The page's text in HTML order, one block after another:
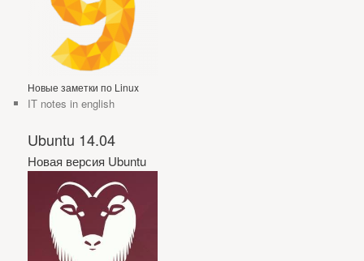
Новые заметки по Linux
IT notes in english
Ubuntu 14.04
Новая версия Ubuntu